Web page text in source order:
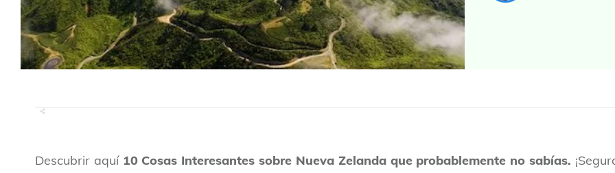
Descubrir aquí 10 Cosas Interesantes sobre Nueva Zelanda que probablemente no sabías.